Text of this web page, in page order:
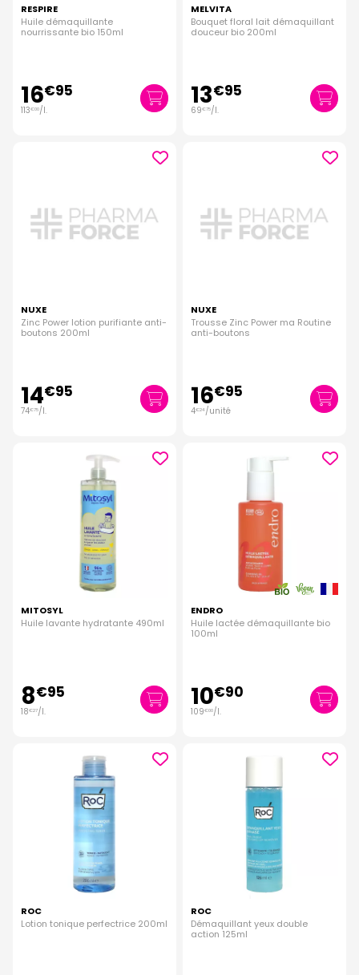
RESPIRE
Huile démaquillante
nourrissante bio 150ml
16€95
113€00/l.
MELVITA
Bouquet floral lait démaquillant
douceur bio 200ml
13€95
69€75/l.
NUXE
Zinc Power lotion purifiante anti-
boutons 200ml
14€95
74€75/l.
NUXE
Trousse Zinc Power ma Routine
anti-boutons
16€95
4€24 /unité
MITOSYL
Huile lavante hydratante 490ml
8€95
18€27/l.
ENDRO
Huile lactée démaquillante bio
100ml
10€90
109€00/l.
ROC
Lotion tonique perfectrice 200ml
ROC
Démaquillant yeux double
action 125ml